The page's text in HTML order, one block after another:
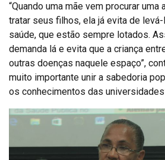
“Quando uma mãe vem procurar uma
tratar seus filhos, ela já evita de
saúde, que estão sempre lotados.
demanda lá e evita que a criança
outras doenças naquele espaço”,
muito importante unir a sabedoria
os conhecimentos das